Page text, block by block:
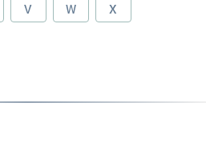
V W X